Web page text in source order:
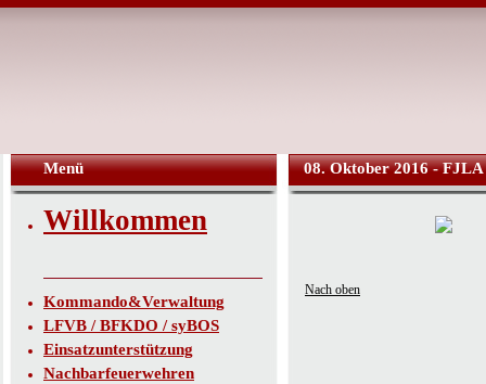
Menü
Willkommen
Kommando&Verwaltung
LFVB / BFKDO / syBOS
Einsatzunterstützung
Nachbarfeuerwehren
08. Oktober 2016 -
Nach oben